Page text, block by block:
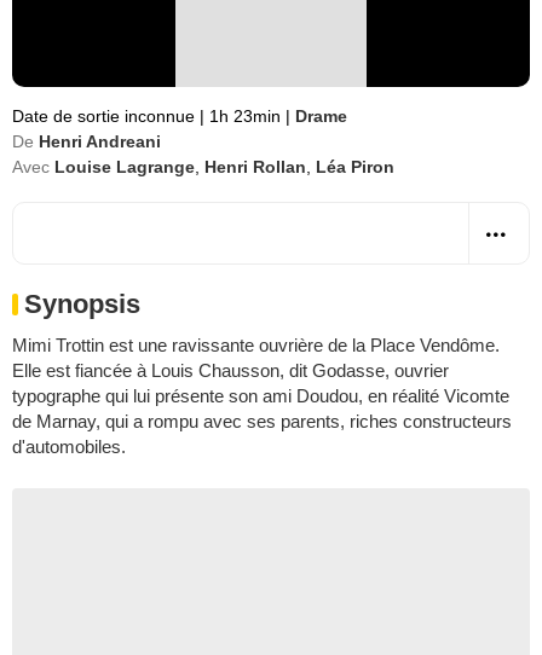
Date de sortie inconnue | 1h 23min | Drame
De Henri Andreani
Avec Louise Lagrange Henri Rollan Léa Piron
Synopsis
Mimi Trottin est une ravissante ouvrière de la Place Vendôme.
Elle est fiancée à Louis Chausson, dit Godasse, ouvrier
typographe qui lui présente son ami Doudou, en réalité Vicomte
de Marnay, qui a rompu avec ses parents, riches constructeurs
d'automobiles.